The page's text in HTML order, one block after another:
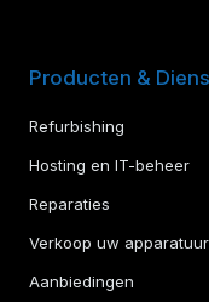
Producten &
Refurbishing
Hosting en IT-beheer
Reparaties
Verkoop uw apparatuur
Aanbiedingen